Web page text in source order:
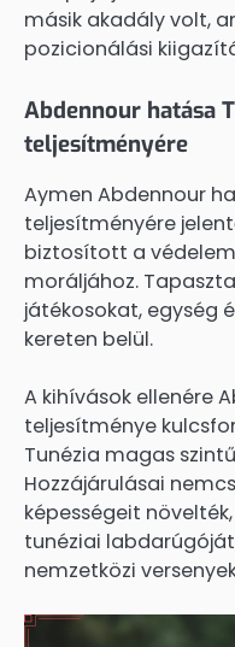
másik akadály volt,
pozicionálási
Abdennour hatása
teljesítményére
Aymen Abdennour
teljesítményére
biztosított a
moráljához.
játékosokat, egység
kereten belül.
A kihívások ellenére
teljesítménye
Tunézia magas
Hozzájárulásai
képességeit
tunéziai
nemzetközi